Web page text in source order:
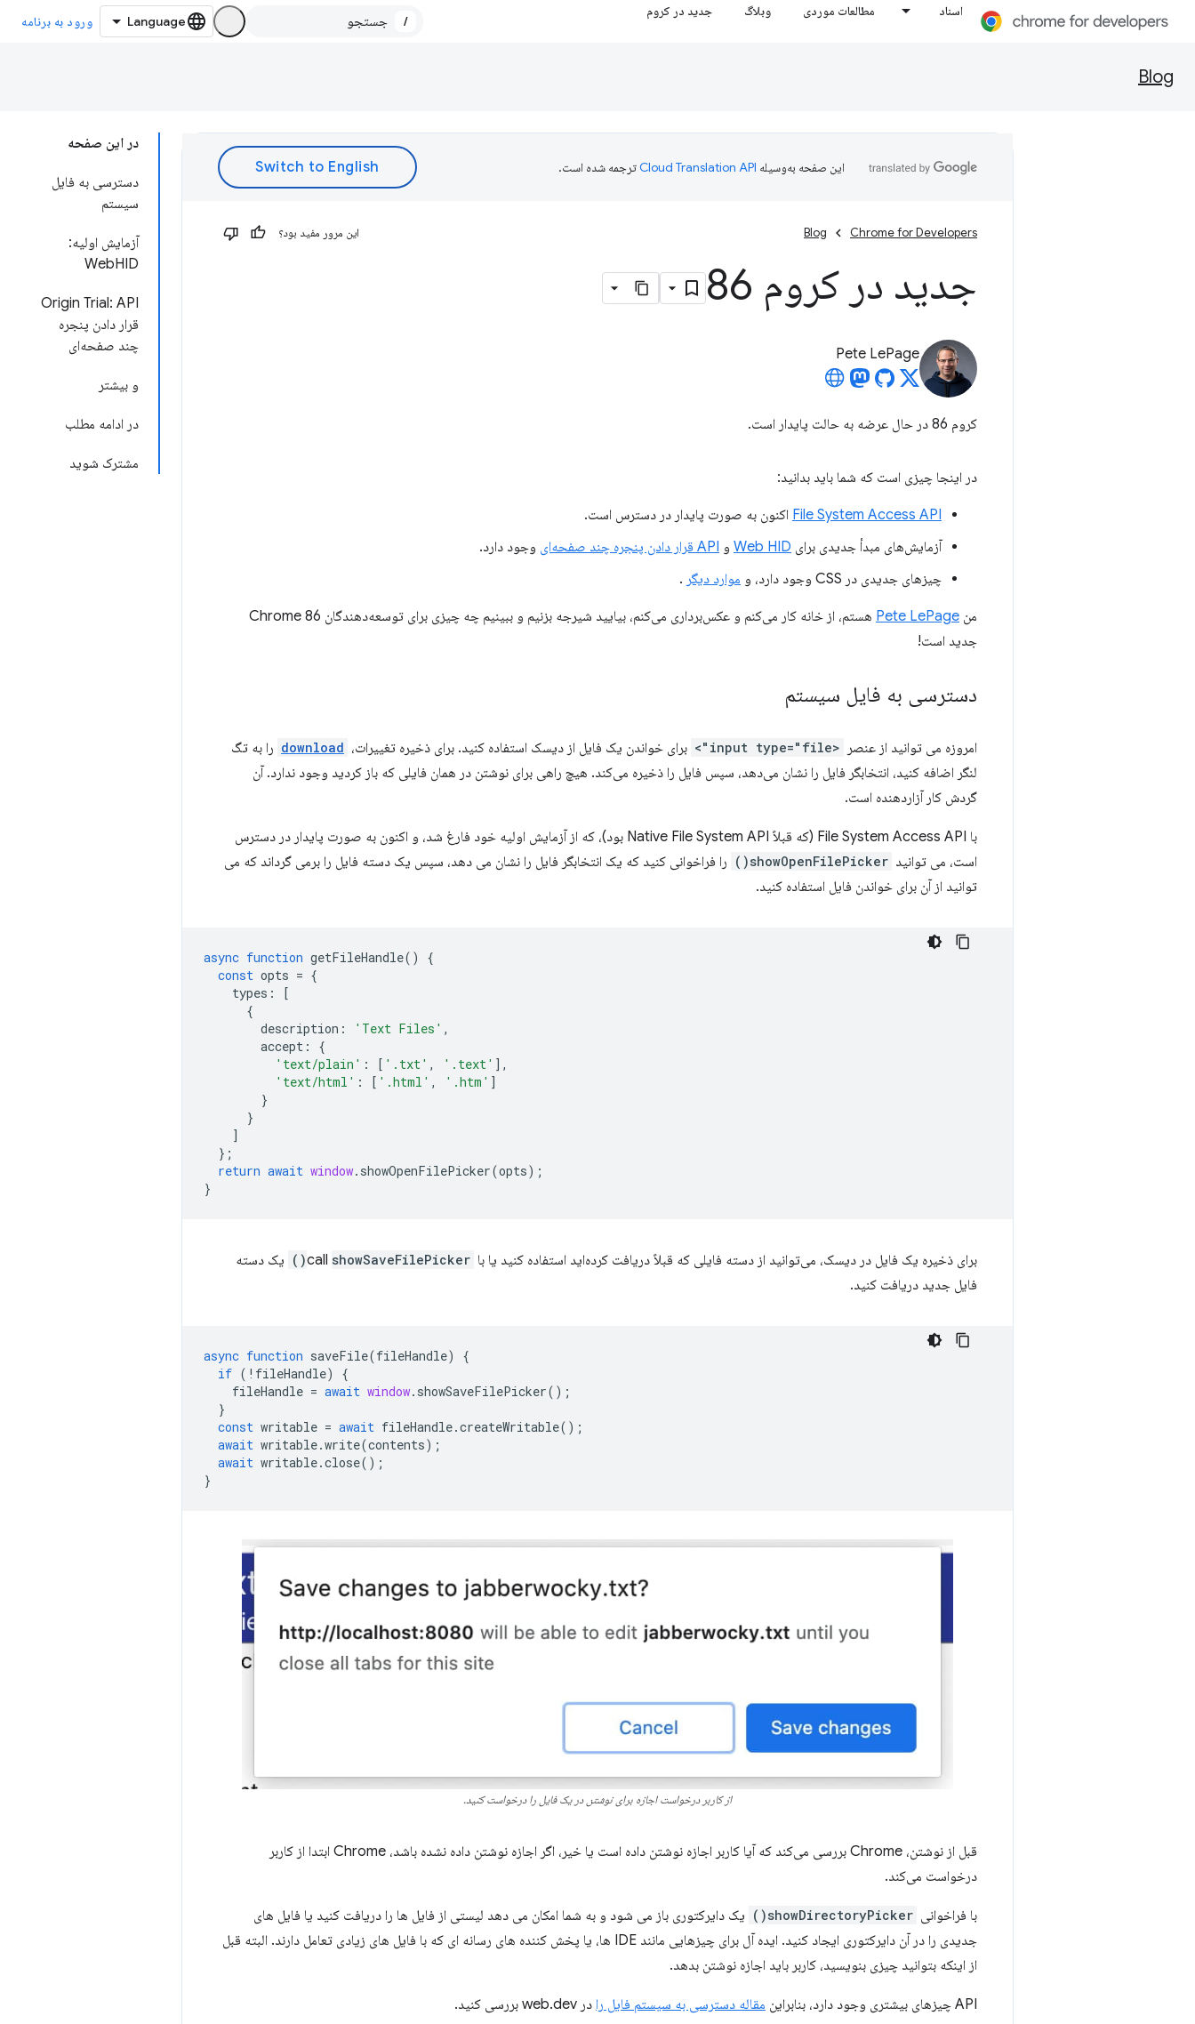
اسناد مطالعات موردی وبلاگ جدید در کروم
/ ورود به برنامه
Blog
در این صفحه
دسترسی به فایل
سیستم
آزمایش اولیه:
WebHID
Origin Trial: API
قرار دادن پنجره
چند صفحه‌ای
و بیشتر
در ادامه مطلب
مشترک شوید
این صفحه به‌وسیله ترجمه شده است.
Chrome for Developers
Blog این مرور مفید بود؟
جدید در کروم 86
Pete LePage
کروم 86 در حال عرضه به حالت پایدار است.
در اینجا چیزی است که شما باید بدانید:
File System Access API اکنون به صورت پایدار در دسترس است.
آزمایش‌های مبدأ جدیدی برای Web HID و API قرار دادن پنجره چند صفحه‌ای
وجود دارد.
چیزهای جدیدی در CSS وجود دارد، و
موارد دیگر .
من Pete LePage
هستم، از خانه کار می‌کنم و عکس‌برداری می‌کنم، بیایید شیرجه بزنیم و ببینیم چه چیزی برای توسعه‌دهندگان Chrome 86
جدید است!
دسترسی به فایل سیستم
امروزه می توانید از عنصر <input type="file"> برای خواندن یک فایل از دیسک استفاده کنید. برای ذخیره تغییرات، download را به تگ
لنگر اضافه کنید، انتخابگر فایل را نشان می‌دهد، سپس فایل را ذخیره می‌کند. هیچ راهی برای نوشتن در همان فایلی که باز کردید وجود ندارد. آن
گردش کار آزاردهنده است.
با File System Access API (که قبلاً Native File System API بود)، که از آزمایش اولیه خود فارغ شد، و اکنون به صورت پایدار در دسترس
است، می توانید showOpenFilePicker()
را فراخوانی کنید که یک انتخابگر فایل را نشان می دهد، سپس یک دسته فایل را برمی گرداند که می
توانید از آن برای خواندن فایل استفاده کنید.
async function getFileHandle()
{
const opts = {
types :
[
{
description : 'Text Files' ,
accept :
{
'text/plain' : [ '.txt' , '.text' ],
'text/html' : [ '.html' , '.htm' ]
}
}
]
};
return await window. showOpenFilePicker(opts);
}
برای ذخیره یک فایل در دیسک، می‌توانید از دسته فایلی که قبلاً دریافت کرده‌اید استفاده کنید یا با call showSaveFilePicker()
یک دسته
فایل جدید دریافت کنید.
async function saveFile(fileHandle)
{
if ( ! fileHandle)
{
fileHandle = await window. showSaveFilePicker();
}
const writable = await fileHandle.createWritable();
await writable.write(contents);
await writable.close();
}
از کاربر درخواست اجازه برای نوشتن در یک فایل را درخواست کنید.
قبل از نوشتن، Chrome بررسی می‌کند که آیا کاربر اجازه نوشتن داده است یا خیر، اگر اجازه نوشتن داده نشده باشد، Chrome ابتدا از کاربر
درخواست می‌کند.
با فراخوانی showDirectoryPicker()
یک دایرکتوری باز می شود و به شما امکان می دهد لیستی از فایل ها را دریافت کنید یا فایل های
جدیدی را در آن دایرکتوری ایجاد کنید. ایده آل برای چیزهایی مانند IDE ها، یا پخش کننده های رسانه ای که با فایل های زیادی تعامل دارند. البته قبل
از اینکه بتوانید چیزی بنویسید، کاربر باید اجازه نوشتن بدهد.
API چیزهای بیشتری وجود دارد، بنابراین مقاله دسترسی به سیستم فایل را در web.dev بررسی کنید.